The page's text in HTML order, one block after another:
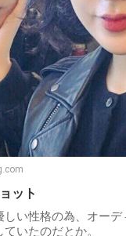
ット
い性格の為、オーデ
いたのだとか。